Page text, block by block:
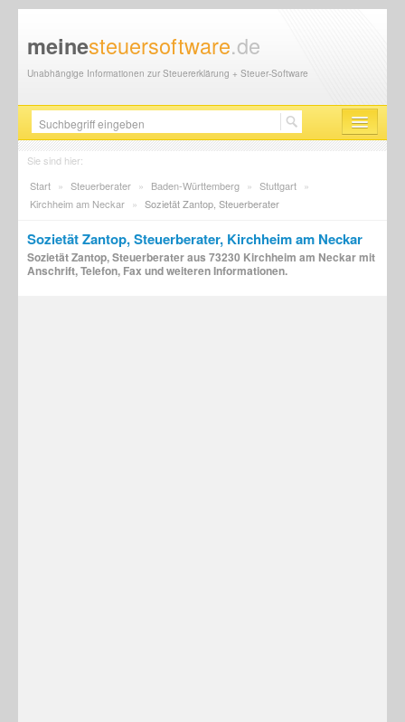
meinesteuersoftware.de
Unabhängige Informationen zur Steuererklärung + Steuer-Software
Steuersoftware
Steuererklärung
Finanzamt
Sie sind hier:
Start » Steuerberater » Baden-Württemberg » Stuttgart »
Kirchheim am Neckar » Sozietät Zantop, Steuerberater
Sozietät Zantop, Steuerberater, Kirchheim am Neckar
Sozietät Zantop, Steuerberater aus 73230 Kirchheim am Neckar mit
Anschrift, Telefon, Fax und weiteren Informationen.